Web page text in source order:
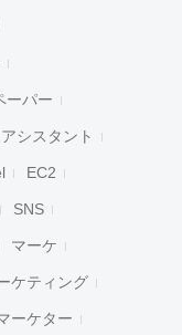
ーパー
アシスタント
EC2
SNS
マーケ
ケティング
ーケター